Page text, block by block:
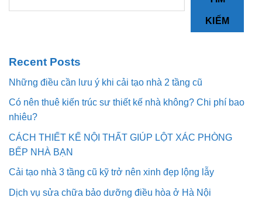
KIẾM
Recent Posts
Những điều cần lưu ý khi cải tạo nhà 2 tầng cũ
Có nên thuê kiến trúc sư thiết kế nhà không? Chi phí bao
nhiêu?
CÁCH THIẾT KẾ NỘI THẤT GIÚP LỘT XÁC PHÒNG
BẾP NHÀ BẠN
Cải tạo nhà 3 tầng cũ kỹ trở nên xinh đẹp lộng lẫy
Dịch vụ sửa chữa bảo dưỡng điều hòa ở Hà Nội